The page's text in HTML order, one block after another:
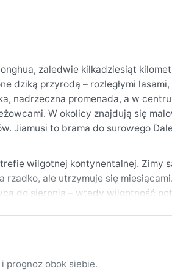
zaledwie kilkadziesiąt
dziką przyrodą – rozległymi lasami,
nadrzeczna promenada, a w
W okolicy znajdują się
Jiamusi to brama do surowego
wilgotnej kontynentalnej. Zimy
rzadko, ale utrzymuje się
do sierpnia – wtedy wilgotność
gdy temperatury są łagodne, a
się nad zamarzniętą rzeką – to
prognoz obok siebie.